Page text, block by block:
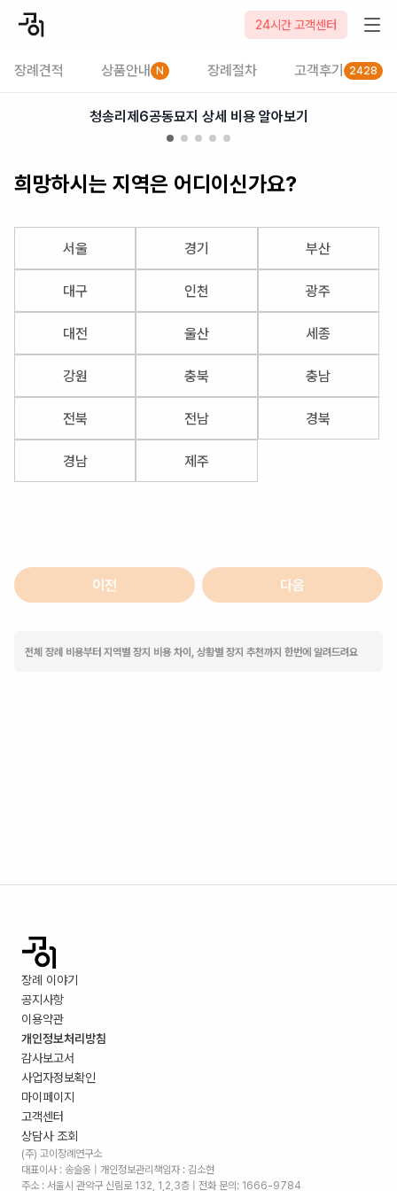
24시간 고객센터
장례견적 상품안내 N 장례절차 고객후기 2428
2026-08-06
청송리제6공동묘지 상세 비용 알아보기
희망하시는 지역은 어디이신가요?
서울 경기 부산
대구 인천 광주
대전 울산 세종
강원 충북 충남
전북 전남 경북
경남 제주
이전 다음
전체 장례 비용부터 지역별 장지 비용 차이, 상황별 장지 추천까지 한번에 알려드려요
장례 이야기
공지사항
이용약관
개인정보처리방침
감사보고서
사업자정보확인
마이페이지
고객센터
상담사 조회
(주) 고이장례연구소
대표이사 : 송슬옹 | 개인정보관리책임자 : 김소현
주소 : 서울시 관악구 신림로 132, 1,2,3층 | 전화 문의: 1666-9784